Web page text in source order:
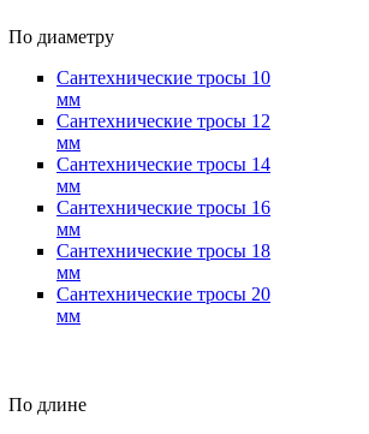
По диаметру
Сантехнические тросы 10
мм
Сантехнические тросы 12
мм
Сантехнические тросы 14
мм
Сантехнические тросы 16
мм
Сантехнические тросы 18
мм
Сантехнические тросы 20
мм
По длине